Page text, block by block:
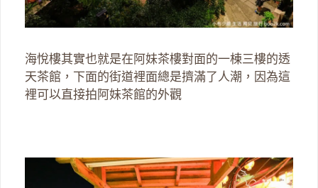
海悅樓其實也就是在阿妹茶樓對面的一棟三樓的透
天茶館，下面的街道裡面總是擠滿了人潮，因為這
裡可以直接拍阿妹茶館的外觀